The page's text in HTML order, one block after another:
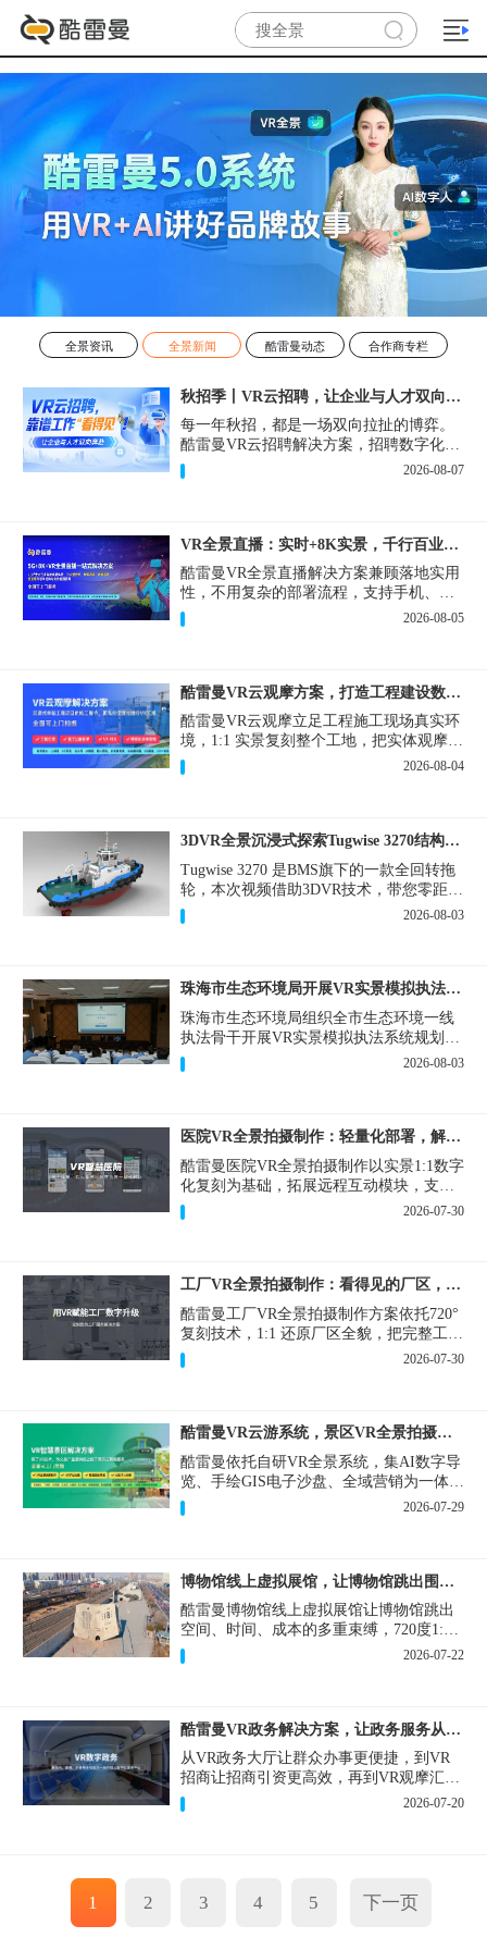
全景资讯 全景新闻 酷雷曼动态 合作商专栏
秋招季丨VR云招聘，让企业与人才双向奔赴！
每一年秋招，都是一场双向拉扯的博弈。
酷雷曼VR云招聘解决方案，招聘数字化的
实用工具，告别“信息博弈”，真正实现企
业与人才双向奔赴。
2026-08-07
VR全景直播：实时+8K实景，千行百业的数字化利器
酷雷曼VR全景直播解决方案兼顾落地实用
性，不用复杂的部署流程，支持手机、网
页多端访问，解决各行各业 “看得见、信
得过、降成本、提转化” 的实际难题。
2026-08-05
酷雷曼VR云观摩方案，打造工程建设数字化观摩新范式
酷雷曼VR云观摩立足工程施工现场真实环
境，1:1 实景复刻整个工地，把实体观摩会
完整搬到云端线上，兼顾线下实体观摩与
线上云观摩双重需求，为施工单位、建设
2026-08-04
3DVR全景沉浸式探索Tugwise 3270结构一览
Tugwise 3270 是BMS旗下的一款全回转拖
轮，本次视频借助3DVR技术，带您零距离
透视这艘拖轮的内外构造，沉浸式探索每
一处细节。
2026-08-03
珠海市生态环境局开展VR实景模拟执法专题培训
珠海市生态环境局组织全市生态环境一线
执法骨干开展VR实景模拟执法系统规划建
设和教学培训，持续推进科技赋能生态环
境执法，夯实队伍办案“基本功”。
2026-08-03
医院VR全景拍摄制作：轻量化部署，解决医患真实痛点
酷雷曼医院VR全景拍摄制作以实景1:1数字
化复刻为基础，拓展远程互动模块，支持
定制，轻量化搭建部署，可挂载在公众
号、官网等线上平台。
2026-07-30
工厂VR全景拍摄制作：看得见的厂区，省下来的成本
酷雷曼工厂VR全景拍摄制作方案依托720°
复刻技术，1:1 还原厂区全貌，把完整工厂
搬进手机、电脑大屏，既是工厂对外拓客
的数字化名片，也是内部管理、人员培训
2026-07-30
酷雷曼VR云游系统，景区VR全景拍摄制作一站式落地
酷雷曼依托自研VR全景系统，集AI数字导
览、手绘GIS电子沙盘、全域营销为一体，
打造从VR全景拍摄制作到成熟VR云游落
地案例。
2026-07-29
博物馆线上虚拟展馆，让博物馆跳出围墙让历史随处可及
酷雷曼博物馆线上虚拟展馆让博物馆跳出
空间、时间、成本的多重束缚，720度1:1
实景复刻的VR数字展厅，已经成为博物馆
数字化刚需新基建。
2026-07-22
酷雷曼VR政务解决方案，让政务服务从“看得见”开始
从VR政务大厅让群众办事更便捷，到VR
招商让招商引资更高效，再到VR观摩汇报
让政务成果更直观，酷雷曼VR政务解决方
案，解锁政务服务新体验，让服务从“看得
2026-07-20
1 2 3 4 5 下一页